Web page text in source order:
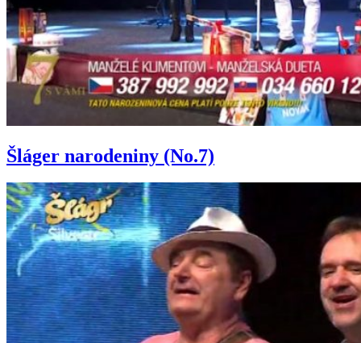
Šláger narodeniny (No.7)